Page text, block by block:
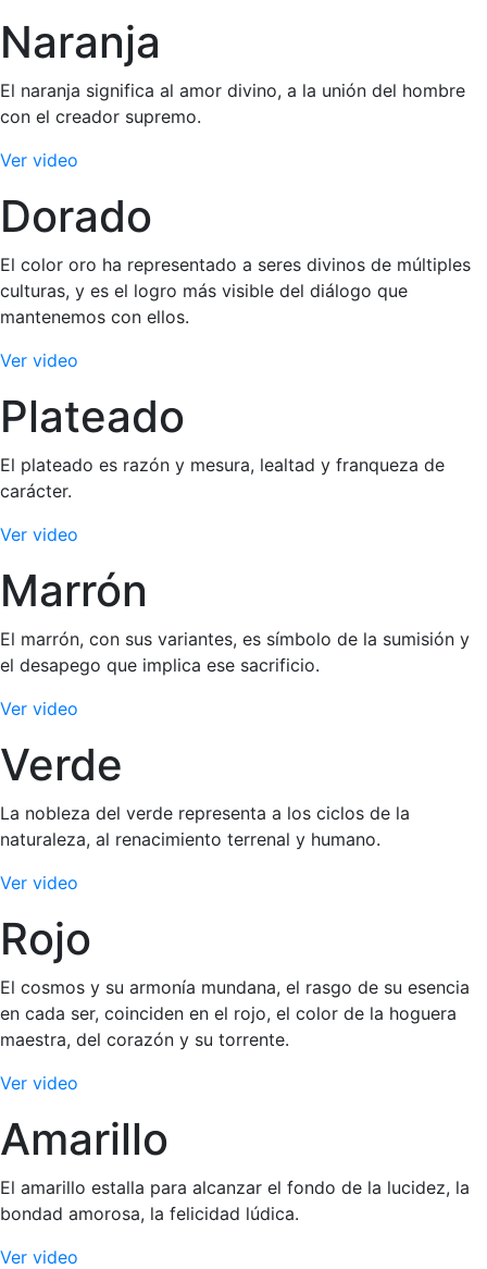
Naranja
El naranja significa al amor divino, a la unión del hombre
con el creador supremo.
Ver video
Dorado
El color oro ha representado a seres divinos de múltiples
culturas, y es el logro más visible del diálogo que
mantenemos con ellos.
Ver video
Plateado
El plateado es razón y mesura, lealtad y franqueza de
carácter.
Ver video
Marrón
El marrón, con sus variantes, es símbolo de la sumisión y
el desapego que implica ese sacrificio.
Ver video
Verde
La nobleza del verde representa a los ciclos de la
naturaleza, al renacimiento terrenal y humano.
Ver video
Rojo
El cosmos y su armonía mundana, el rasgo de su esencia
en cada ser, coinciden en el rojo, el color de la hoguera
maestra, del corazón y su torrente.
Ver video
Amarillo
El amarillo estalla para alcanzar el fondo de la lucidez, la
bondad amorosa, la felicidad lúdica.
Ver video